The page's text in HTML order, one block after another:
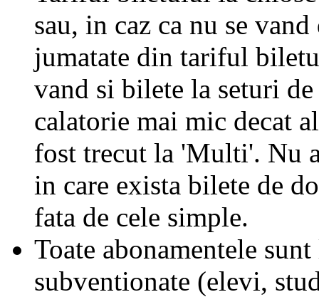
sau, in caz ca nu se
jumatate din tariful
vand si bilete la seturi
calatorie mai mic decat
fost trecut la 'Multi'. Nu
in care exista bilete de
fata de cele simple.
Toate abonamentele
subventionate (elevi,